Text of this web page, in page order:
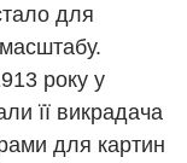
для
року у
її викрадача
для картин